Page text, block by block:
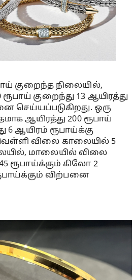
குறைந்த நிலையில்,
குறைந்து 13 ஆயிரத்து
செய்யப்படுகிறது. ஒரு
ஆயிரத்து 200 ரூபாய்
6 ஆயிரம் ரூபாய்க்கு
விலை காலையில் 5
மாலையில் விலை
ரூபாய்க்கும் கிலோ 2
விற்பனை